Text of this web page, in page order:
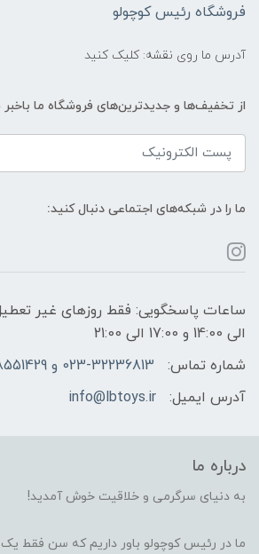
فروشگاه رئیس کوچولو
آدرس ما روی نقشه: کلیک کنید
از تخفیف‌ها و جدیدترین‌های فروشگاه ما
ما را در شبکه‌های اجتماعی دنبال کنید:
الی 14:00 و 17:00 الی 21:00
شماره تماس:
023-32236813 و 09198551429
آدرس ایمیل:
info@lbtoys.ir
درباره ما
به دنیای سرگرمی و خلاقیت خوش آمدید!
ما در رئیس کوچولو باور داریم که سن فقط